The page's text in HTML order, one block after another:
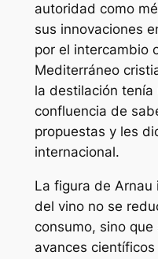
autoridad como
sus innovaciones
por el intercambio
Mediterráneo
la destilación tenía
confluencia de
propuestas y les
internacional.
La figura de Arnau
del vino no se
consumo, sino
avances